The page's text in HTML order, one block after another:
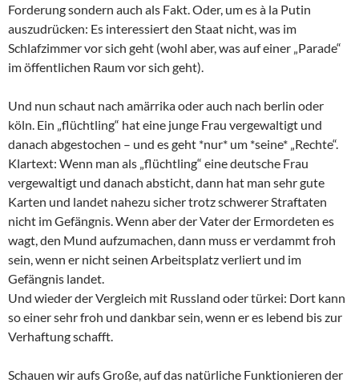
Forderung sondern auch als Fakt. Oder, um es à la Putin
auszudrücken: Es interessiert den Staat nicht, was im
Schlafzimmer vor sich geht (wohl aber, was auf einer „Parade“
im öffentlichen Raum vor sich geht).
Und nun schaut nach amärrika oder auch nach berlin oder
köln. Ein „flüchtling“ hat eine junge Frau vergewaltigt und
danach abgestochen – und es geht *nur* um *seine* „Rechte“.
Klartext: Wenn man als „flüchtling“ eine deutsche Frau
vergewaltigt und danach absticht, dann hat man sehr gute
Karten und landet nahezu sicher trotz schwerer Straftaten
nicht im Gefängnis. Wenn aber der Vater der Ermordeten es
wagt, den Mund aufzumachen, dann muss er verdammt froh
sein, wenn er nicht seinen Arbeitsplatz verliert und im
Gefängnis landet.
Und wieder der Vergleich mit Russland oder türkei: Dort kann
so einer sehr froh und dankbar sein, wenn er es lebend bis zur
Verhaftung schafft.
Schauen wir aufs Große, auf das natürliche Funktionieren der